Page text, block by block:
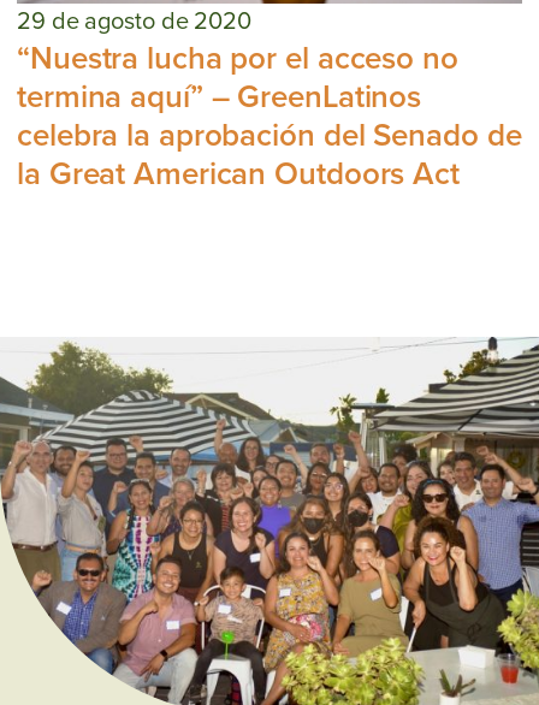
29 de agosto de 2020
“Nuestra lucha por el acceso no
termina aquí” – GreenLatinos
celebra la aprobación del Senado de
la Great American Outdoors Act